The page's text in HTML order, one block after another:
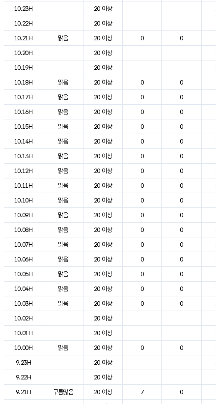
10.23H
20 이상
10.22H
20 이상
10.21H
맑음 20 이상 0 0
10.20H
20 이상
10.19H
20 이상
10.18H
맑음 20 이상 0 0
10.17H
맑음 20 이상 0 0
10.16H
맑음 20 이상 0 0
10.15H
맑음 20 이상 0 0
10.14H
맑음 20 이상 0 0
10.13H
맑음 20 이상 0 0
10.12H
맑음 20 이상 0 0
10.11H
맑음 20 이상 0 0
10.10H
맑음 20 이상 0 0
10.09H
맑음 20 이상 0 0
10.08H
맑음 20 이상 0 0
10.07H
맑음 20 이상 0 0
10.06H
맑음 20 이상 0 0
10.05H
맑음 20 이상 0 0
10.04H
맑음 20 이상 0 0
10.03H
맑음 20 이상 0 0
10.02H
20 이상
10.01H
20 이상
10.00H
맑음 20 이상 0 0
9.23H
20 이상
9.22H
20 이상
9.21H
구름많음 20 이상 7 0